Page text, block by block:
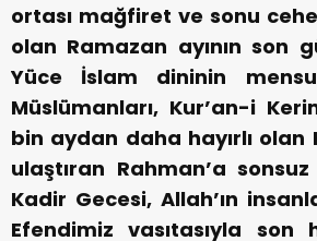
ortası mağfiret ve sonu
olan Ramazan ayının son
Yüce İslam dininin
Müslümanları, Kur’an-i
bin aydan daha hayırlı olan
ulaştıran Rahman’a
Kadir Gecesi, Allah’ın
Efendimiz vasıtasıyla